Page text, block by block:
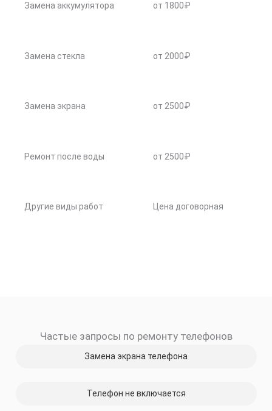
Замена аккумулятора от 1800₽
Замена стекла от 2000₽
Замена экрана от 2500₽
Ремонт после воды от 2500₽
Другие виды работ Цена договорная
Частые запросы по ремонту телефонов
Замена экрана телефона
Телефон не включается